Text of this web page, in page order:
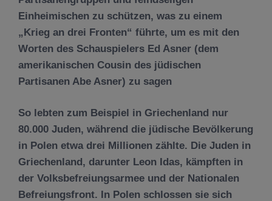
Einheimischen zu schützen, was zu einem
„Krieg an drei Fronten“ führte, um es mit den
Worten des Schauspielers Ed Asner (dem
amerikanischen Cousin des jüdischen
Partisanen Abe Asner) zu sagen
So lebten zum Beispiel in Griechenland nur
80.000 Juden, während die jüdische Bevölkerung
in Polen etwa drei Millionen zählte. Die Juden in
Griechenland, darunter Leon Idas, kämpften in
der Volksbefreiungsarmee und der Nationalen
Befreiungsfront. In Polen schlossen sie sich